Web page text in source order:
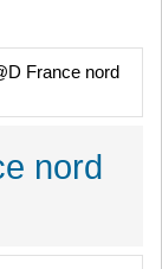
France nord
nord